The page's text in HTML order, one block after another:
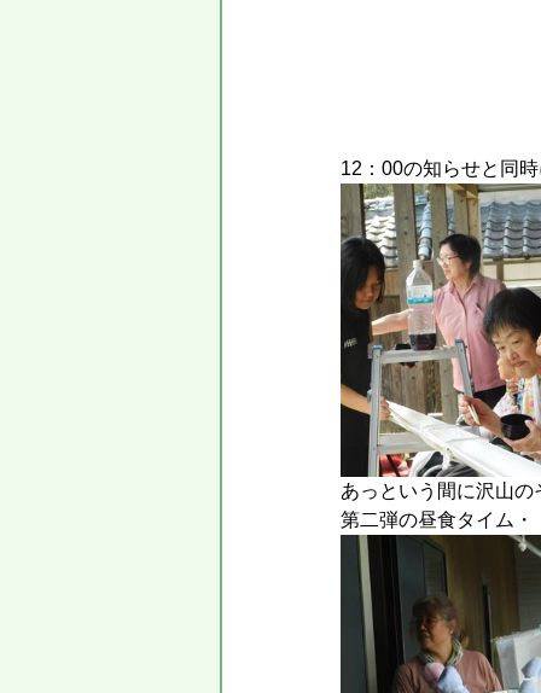
12：00の知らせと同
あっという間に沢山
第二弾の昼食タイム